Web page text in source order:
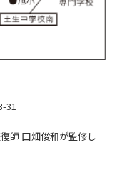
31
師 田畑俊和が監修し